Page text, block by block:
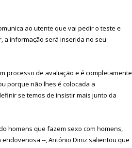
ao utente que vai pedir o teste e
a informação será inserida no seu
processo de avaliação e é completamente
porque não lhes é colocada a
se temos de insistir mais junto da
homens que fazem sexo com homens,
--, António Diniz salientou que